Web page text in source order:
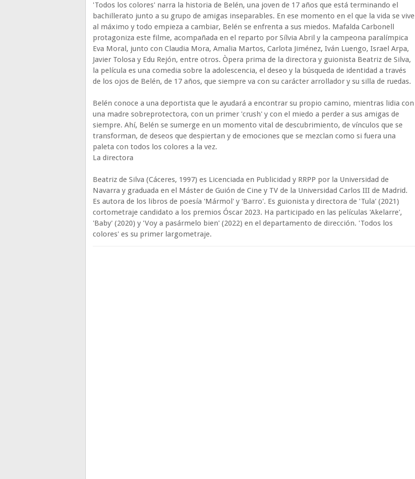
'Todos los colores' narra la historia de Belén, una joven de 17 años que está terminando el
bachillerato junto a su grupo de amigas inseparables. En ese momento en el que la vida se vive
al máximo y todo empieza a cambiar, Belén se enfrenta a sus miedos. Mafalda Carbonell
protagoniza este filme, acompañada en el reparto por Sílvia Abril y la campeona paralímpica
Eva Moral, junto con Claudia Mora, Amalia Martos, Carlota Jiménez, Iván Luengo, Israel Arpa,
Javier Tolosa y Edu Rejón, entre otros. Òpera prima de la directora y guionista Beatriz de Silva,
la película es una comedia sobre la adolescencia, el deseo y la búsqueda de identidad a través
de los ojos de Belén, de 17 años, que siempre va con su carácter arrollador y su silla de ruedas.
Belén conoce a una deportista que le ayudará a encontrar su propio camino, mientras lidia con
una madre sobreprotectora, con un primer 'crush' y con el miedo a perder a sus amigas de
siempre. Ahí, Belén se sumerge en un momento vital de descubrimiento, de vínculos que se
transforman, de deseos que despiertan y de emociones que se mezclan como si fuera una
paleta con todos los colores a la vez.
La directora
Beatriz de Silva (Cáceres, 1997) es Licenciada en Publicidad y RRPP por la Universidad de
Navarra y graduada en el Máster de Guión de Cine y TV de la Universidad Carlos III de Madrid.
Es autora de los libros de poesía 'Mármol' y 'Barro'. Es guionista y directora de 'Tula' (2021)
cortometraje candidato a los premios Óscar 2023. Ha participado en las películas 'Akelarre',
'Baby' (2020) y 'Voy a pasármelo bien' (2022) en el departamento de dirección. 'Todos los
colores' es su primer largometraje.